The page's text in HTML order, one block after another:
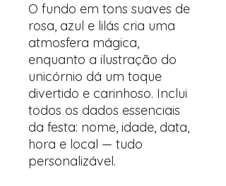
O fundo em tons suaves de
rosa, azul e lilás cria uma
atmosfera mágica,
enquanto a ilustração do
unicórnio dá um toque
divertido e carinhoso. Inclui
todos os dados essenciais
da festa: nome, idade, data,
hora e local — tudo
personalizável.